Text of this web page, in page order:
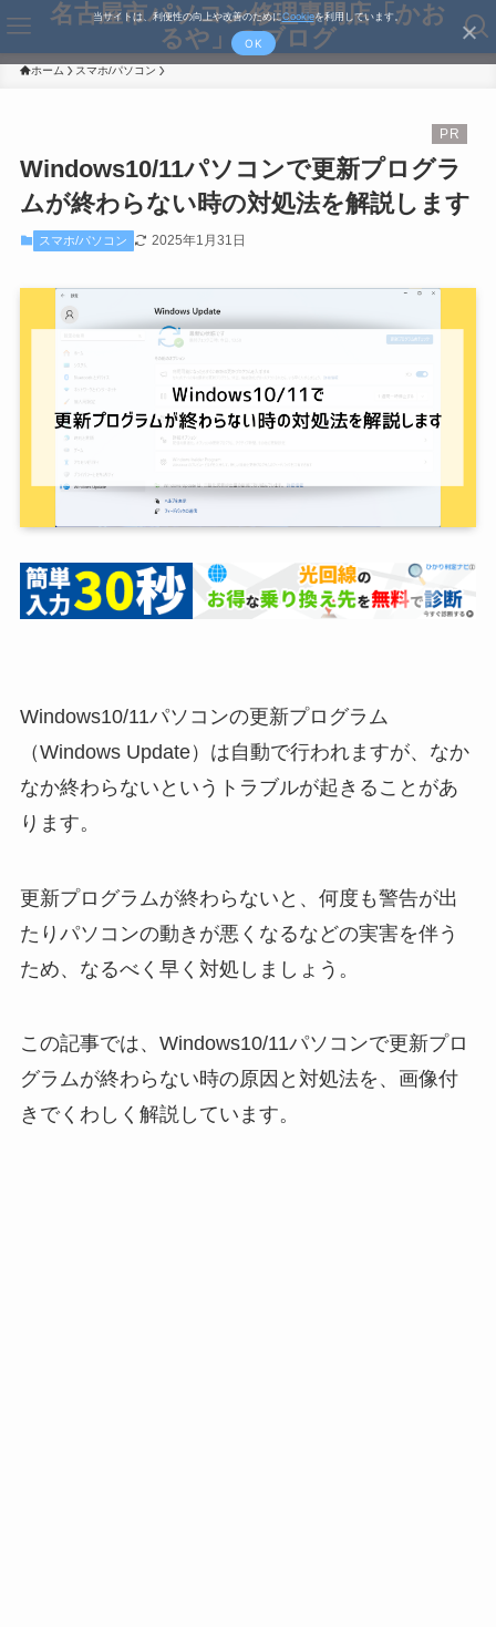
名古屋市パソコン修理専門店「かお
るや」のブログ
ホーム スマホ/パソコン
Windows10/11パソコンで更新プログラ
ムが終わらない時の対処法を解説します
スマホ/パソコン 2025年1月31日
Windows10/11パソコンの更新プログラム
（Windows Update）は自動で行われますが、なか
なか終わらないというトラブルが起きることがあ
ります。
更新プログラムが終わらないと、何度も警告が出
たりパソコンの動きが悪くなるなどの実害を伴う
ため、なるべく早く対処しましょう。
この記事では、Windows10/11パソコンで更新プロ
グラムが終わらない時の原因と対処法を、画像付
きでくわしく解説しています。
当サイトは、利便性の向上や改善のためにCookieを利用しています。
OK